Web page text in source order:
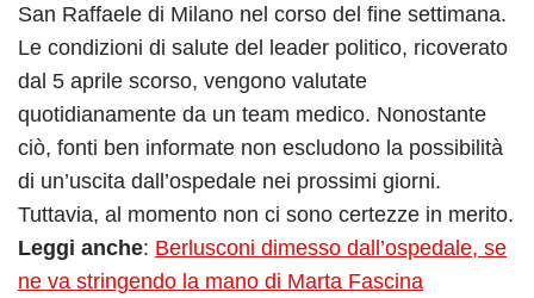
San Raffaele di Milano nel corso del fine settimana.
Le condizioni di salute del leader politico, ricoverato
dal 5 aprile scorso, vengono valutate
quotidianamente da un team medico. Nonostante
ciò, fonti ben informate non escludono la possibilità
di un’uscita dall’ospedale nei prossimi giorni.
Tuttavia, al momento non ci sono certezze in merito.
Leggi anche: Berlusconi dimesso dall’ospedale, se
ne va stringendo la mano di Marta Fascina